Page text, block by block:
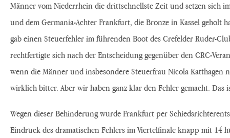
Männer vom Niederrhein die drittschnellste Zeit und setzen sich
und dem Germania-Achter Frankfurt, die Bronze in Kassel
gab einen Steuerfehler im führenden Boot des Crefelder Ruder-
rechtfertigte sich nach der Entscheidung gegenüber den CRC-
wenn die Männer und insbesondere Steuerfrau Nicola Katthagen
wirklich bitter. Aber wir haben ganz klar den Fehler gemacht. Das
Wegen dieser Behinderung wurde Frankfurt per
Eindruck des dramatischen Fehlers im Viertelfinale knapp mit 14